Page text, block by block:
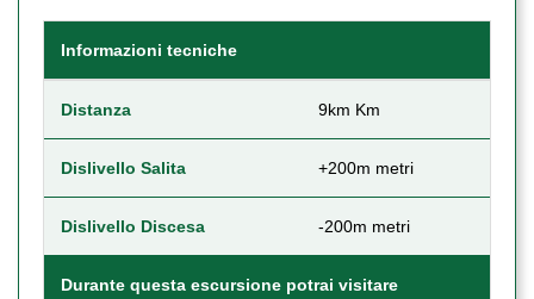
Informazioni tecniche
Distanza 9km Km
Dislivello Salita +200m metri
Dislivello Discesa -200m metri
Durante questa escursione potrai visitare